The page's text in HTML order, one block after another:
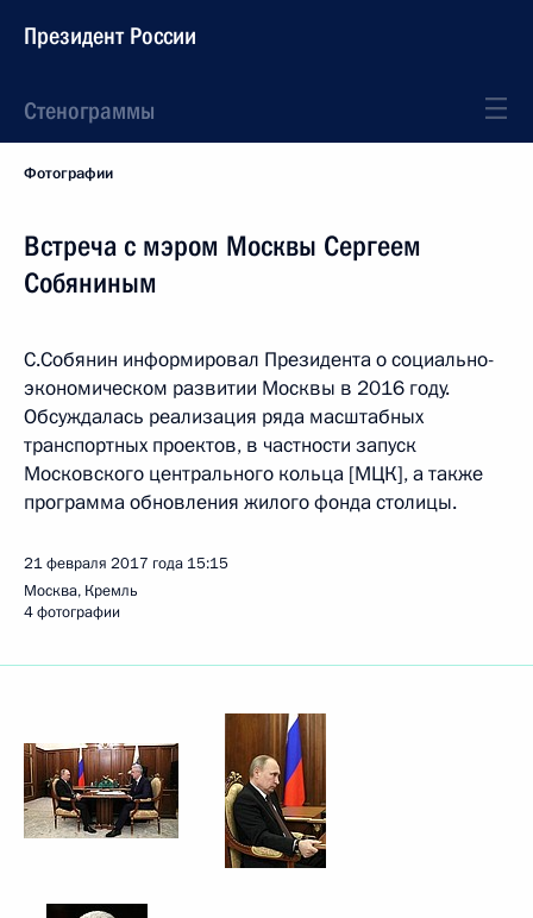
Президент России
Стенограммы
Фотографии
Встреча с мэром Москвы Сергеем
Собяниным
С.Собянин информировал Президента о социально-
экономическом развитии Москвы в 2016 году.
Обсуждалась реализация ряда масштабных
транспортных проектов, в частности запуск
Московского центрального кольца [МЦК], а также
программа обновления жилого фонда столицы.
21 февраля 2017 года 15:15
Москва, Кремль
4 фотографии